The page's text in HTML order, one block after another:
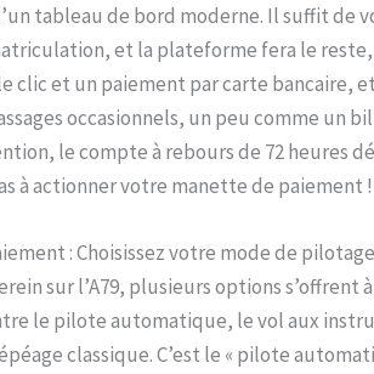
tableau de bord moderne. Il suffit de
et la plateforme fera le
clic et un paiement par carte bancaire,
occasionnels, un peu comme un
le compte à rebours de 72 heures
à actionner votre manette de paiement !
: Choisissez votre mode de pilotage
sur l’A79, plusieurs options s’offrent
le pilote automatique, le vol aux
classique. C’est le « pilote